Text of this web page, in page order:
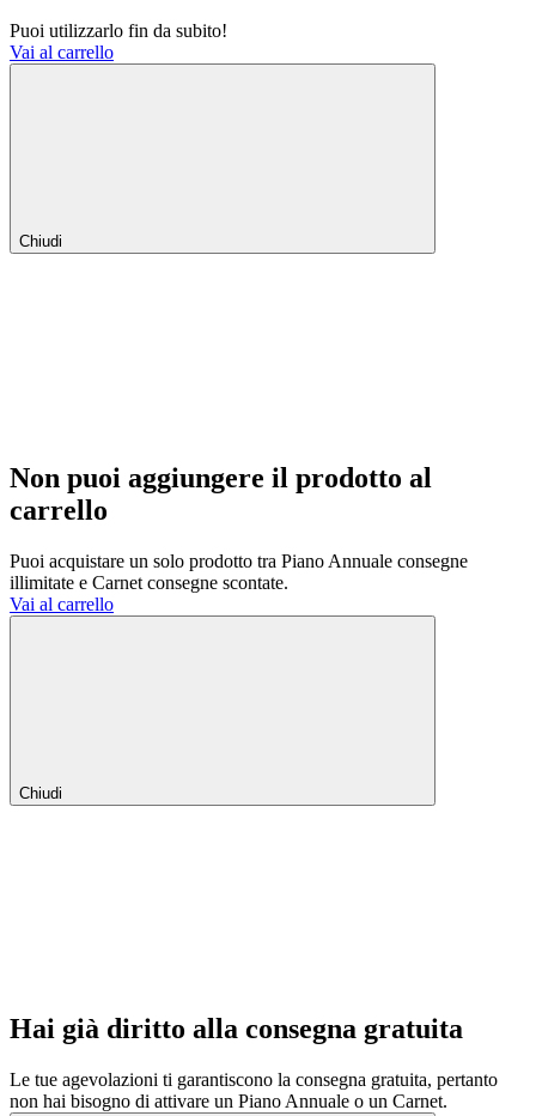
Puoi utilizzarlo fin da subito!
Vai al carrello
Chiudi
Non puoi aggiungere il prodotto al
carrello
Puoi acquistare un solo prodotto tra Piano Annuale consegne
illimitate e Carnet consegne scontate.
Vai al carrello
Chiudi
Hai già diritto alla consegna gratuita
Le tue agevolazioni ti garantiscono la consegna gratuita, pertanto
non hai bisogno di attivare un Piano Annuale o un Carnet.